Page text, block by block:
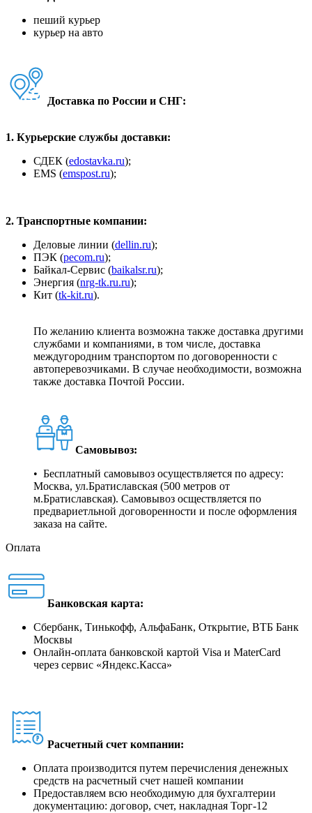
пеший курьер
курьер на авто
Доставка по России и СНГ:
1. Курьерские службы доставки:
СДЕК (edostavka.ru);
ЕМS (emspost.ru);
2. Транспортные компании:
Деловые линии (dellin.ru);
ПЭК (pecom.ru);
Байкал-Сервис (baikalsr.ru);
Энергия (nrg-tk.ru.ru);
Кит (tk-kit.ru).
По желанию клиента возможна также доставка другими
службами и компаниями, в том числе, доставка
междугородним транспортом по договоренности с
автоперевозчиками. В случае необходимости, возможна
также доставка Почтой России.
Самовывоз:
• Бесплатный самовывоз осуществляется по адресу:
Москва, ул.Братиславская (500 метров от
м.Братиславская). Самовывоз осществляется по
предвариетльной договоренности и после оформления
заказа на сайте.
Оплата
Банковская карта:
Сбербанк, Тинькофф, АльфаБанк, Открытие, ВТБ Банк
Москвы
Онлайн-оплата банковской картой Visa и MaterCard
через сервис «Яндекс.Касса»
Расчетный счет компании:
Оплата производится путем перечисления денежных
средств на расчетный счет нашей компании
Предоставляем всю необходимую для бухгалтерии
документацию: договор, счет, накладная Торг-12